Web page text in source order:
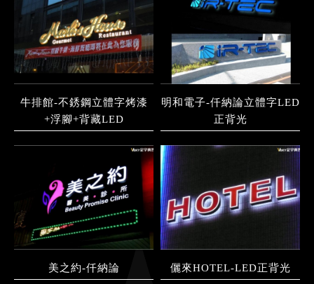
牛排館-不銹鋼立體字烤漆
+浮腳+背藏LED
明和電子-仟納論立體字LED
正背光
美之約-仟納論 儷來HOTEL-LED正背光